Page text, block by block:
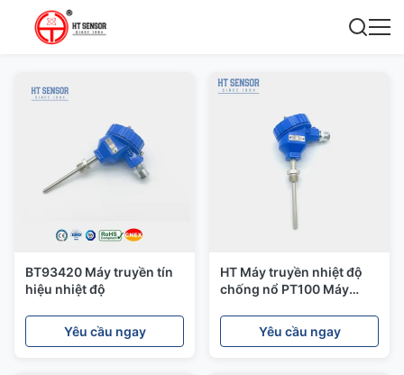
BT93420 Máy truyền tín
hiệu nhiệt độ
Yêu cầu ngay
HT Máy truyền nhiệt độ
chống nổ PT100 Máy
công nghiệp
Yêu cầu ngay